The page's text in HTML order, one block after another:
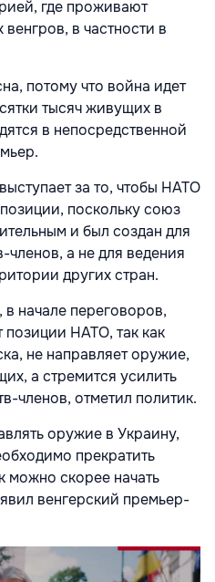
где проживают
венгров, в частности в
потому что война идет
тысяч живущих в
в непосредственной
за то, чтобы НАТО
поскольку союз
и был создан для
а не для ведения
других стран.
начале переговоров,
позиции НАТО, так как
не направляет оружие,
а стремится усилить
членов, отметил политик.
оружие в Украину,
прекратить
можно скорее начать
венгерский премьер-